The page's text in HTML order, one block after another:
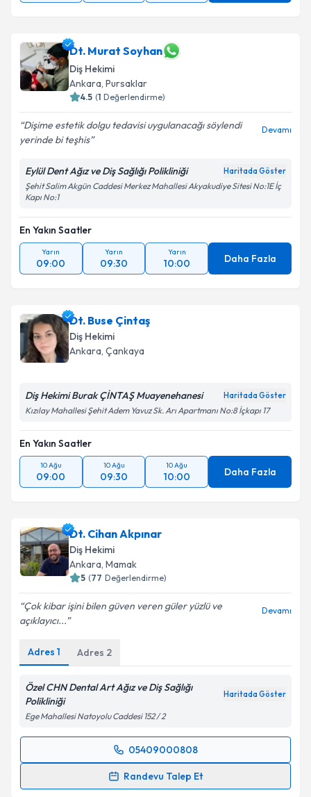
Dt. Murat Soyhan
Diş Hekimi
Ankara, Pursaklar
4.5 (1 Değerlendirme)
Dişime estetik dolgu tedavisi uygulanacağı söylendi
yerinde bi teşhis
Devamı
Eylül Dent Ağız ve Diş Sağlığı Polikliniği Haritada Göster
Şehit Salim Akgün Caddesi Merkez Mahallesi Akyakudiye Sitesi No:1E İç
Kapı No:1
En Yakın Saatler
Yarın
09:00
Yarın
09:30
Yarın
10:00 Daha Fazla
Dt. Buse Çintaş
Diş Hekimi
Ankara, Çankaya
Diş Hekimi Burak ÇİNTAŞ Muayenehanesi Haritada Göster
Kızılay Mahallesi Şehit Adem Yavuz Sk. Arı Apartmanı No:8 İçkapı 17
En Yakın Saatler
10 Ağu
09:00
10 Ağu
09:30
10 Ağu
10:00 Daha Fazla
Dt. Cihan Akpınar
Diş Hekimi
Ankara, Mamak
5 (77 Değerlendirme)
Çok kibar işini bilen güven veren güler yüzlü ve
açıklayıcı...
Devamı
Adres 1 Adres 2
Özel CHN Dental Art Ağız ve Diş Sağlığı
Polikliniği
Haritada Göster
Ege Mahallesi Natoyolu Caddesi 152 / 2
05409000808
Randevu Talep Et
Randevu Takvimi Talebi